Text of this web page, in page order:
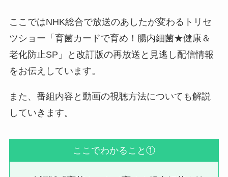
ここではNHK総合で放送のあしたが変わるトリセ
ツショー「育菌カードで育め！腸内細菌★健康＆
老化防止SP」と改訂版の再放送と見逃し配信情報
をお伝えしています。
また、番組内容と動画の視聴方法についても解説
していきます。
ここでわかること①